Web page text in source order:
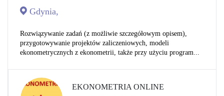
Gdynia,
Rozwiązywanie zadań (z możliwie szczegółowym opisem),
przygotowywanie projektów zaliczeniowych, modeli
ekonometrycznych z ekonometrii, także przy użyciu program...
EKONOMETRIA ONLINE